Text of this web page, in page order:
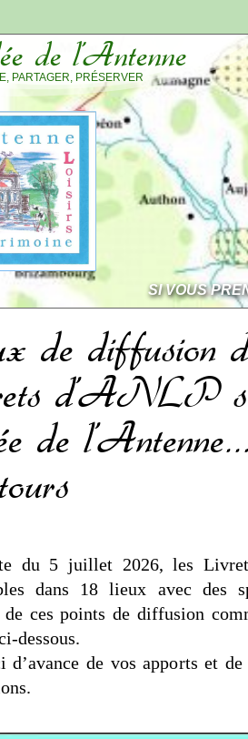
de l’Antenne
PARTAGER, PRÉSERVER
SI VOUS
de diffusion
d’ANLP
de
du 5 juillet 2026, les
dans 18 lieux avec des
de ces points de diffusion
dessous.
d’avance de vos apports et